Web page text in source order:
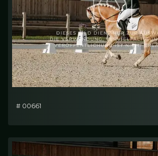
# 00661